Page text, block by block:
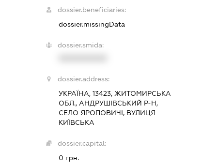
dossier.beneficiaries:
dossier.missingData
dossier.smida:
dossier.address:
УКРАЇНА, 13423, ЖИТОМИРСЬКА
ОБЛ., АНДРУШІВСЬКИЙ Р-Н,
СЕЛО ЯРОПОВИЧІ, ВУЛИЦЯ
КИЇВСЬКА
dossier.capital:
0 грн.